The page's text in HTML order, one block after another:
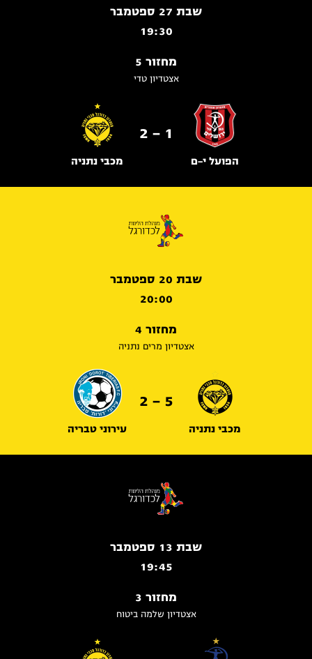
שבת 27 ספטמבר
19:30
מחזור 5
אצטדיון טדי
הפועל י-ם
1 - 2
מכבי נתניה
שבת 20 ספטמבר
20:00
מחזור 4
אצטדיון מרים נתניה
מכבי נתניה
5 - 2
עירוני טבריה
שבת 13 ספטמבר
19:45
מחזור 3
אצטדיון שלמה ביטוח